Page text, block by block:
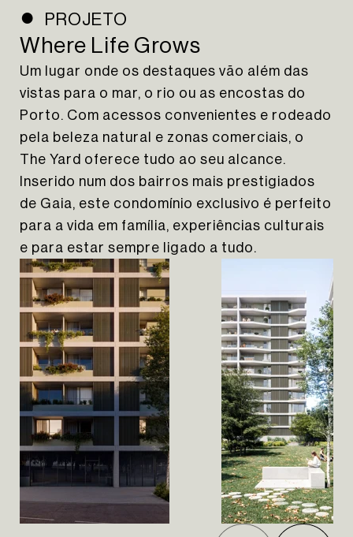
PROJETO
Where Life Grows
Um lugar onde os destaques vão além das
vistas para o mar, o rio ou as encostas do
Porto. Com acessos convenientes e rodeado
pela beleza natural e zonas comerciais, o
The Yard oferece tudo ao seu alcance.
Inserido num dos bairros mais prestigiados
de Gaia, este condomínio exclusivo é perfeito
para a vida em família, experiências culturais
e para estar sempre ligado a tudo.